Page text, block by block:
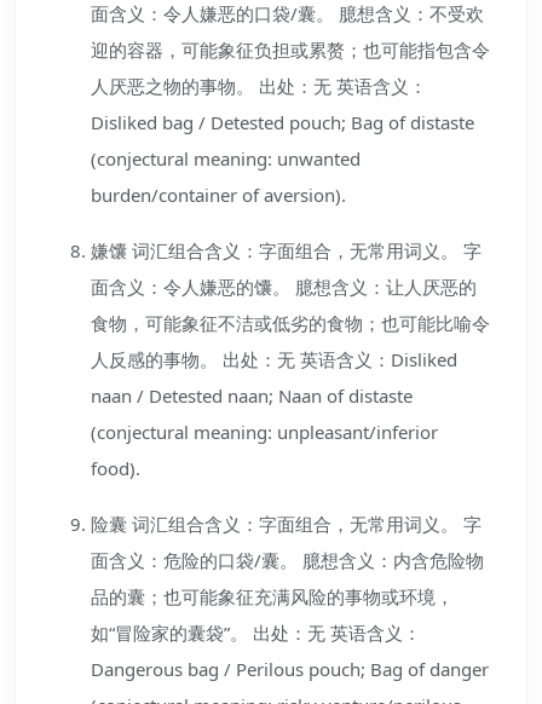
面含义：令人嫌恶的口袋/囊。 臆想含义：不受欢
迎的容器，可能象征负担或累赘；也可能指包含令
人厌恶之物的事物。 出处：无 英语含义：
Disliked bag / Detested pouch; Bag of distaste
(conjectural meaning: unwanted
burden/container of aversion).
嫌馕 词汇组合含义：字面组合，无常用词义。 字
面含义：令人嫌恶的馕。 臆想含义：让人厌恶的
食物，可能象征不洁或低劣的食物；也可能比喻令
人反感的事物。 出处：无 英语含义：Disliked
naan / Detested naan; Naan of distaste
(conjectural meaning: unpleasant/inferior
food).
险囊 词汇组合含义：字面组合，无常用词义。 字
面含义：危险的口袋/囊。 臆想含义：内含危险物
品的囊；也可能象征充满风险的事物或环境，
如“冒险家的囊袋”。 出处：无 英语含义：
Dangerous bag / Perilous pouch; Bag of danger